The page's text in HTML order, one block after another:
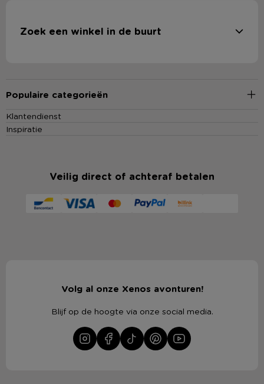
Zoek een winkel in de buurt
Populaire categorieën
Klantendienst
Inspiratie
Veilig direct of achteraf betalen
Volg al onze Xenos avonturen!
Blijf op de hoogte via onze social media.